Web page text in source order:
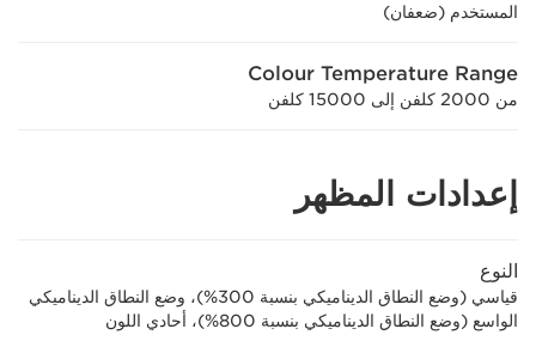
المستخدم (ضعفان)
Colour Temperature Range
من 2000 كلفن إلى 15000 كلفن
إعدادات المظهر
النوع
قياسي (وضع النطاق الديناميكي بنسبة 300%)، وضع النطاق الديناميكي
الواسع (وضع النطاق الديناميكي بنسبة 800%)، أحادي اللون